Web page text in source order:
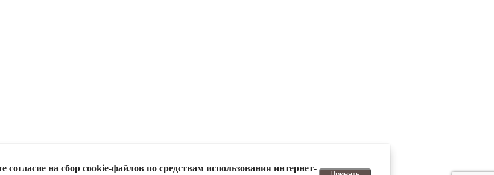
на сбор cookie-файлов по средствам использования интернет-